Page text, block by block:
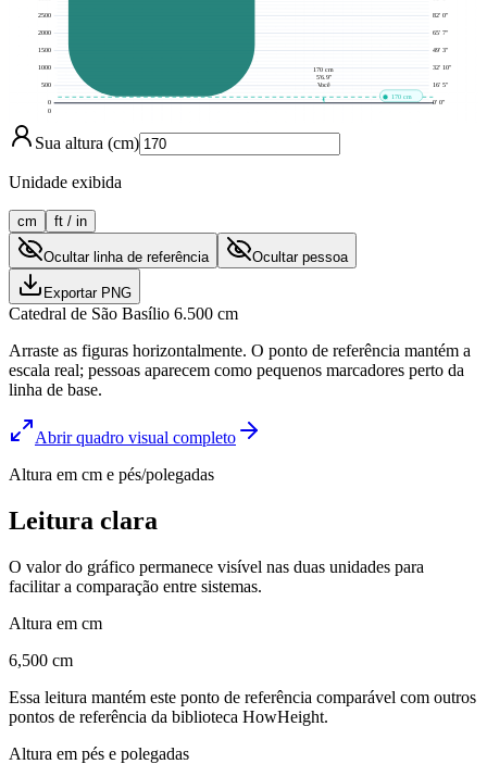
0 0' 0"
500 16' 5"
1000 32' 10"
1500 49' 3"
2000 65' 7"
2500 82' 0"
170 cm
170 cm
5'6.9"
Você
0
Sua altura (cm)
Unidade exibida
cm ft / in
Ocultar linha de referência Ocultar pessoa
Exportar PNG
Catedral de São Basílio 6.500 cm
Arraste as figuras horizontalmente. O ponto de referência mantém a
escala real; pessoas aparecem como pequenos marcadores perto da
linha de base.
Abrir quadro visual completo
Altura em cm e pés/polegadas
Leitura clara
O valor do gráfico permanece visível nas duas unidades para
facilitar a comparação entre sistemas.
Altura em cm
6,500 cm
Essa leitura mantém este ponto de referência comparável com outros
pontos de referência da biblioteca HowHeight.
Altura em pés e polegadas